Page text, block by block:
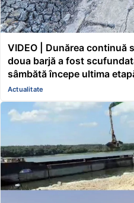
VIDEO | Dunărea continuă
doua barjă a fost
sâmbătă începe ultima
Actualitate